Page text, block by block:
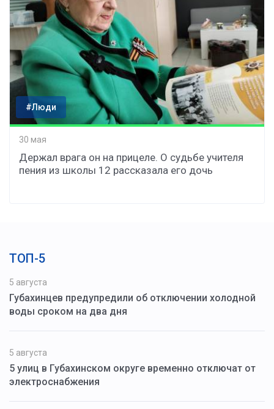
#Люди
30 мая
Держал врага он на прицеле. О судьбе учителя
пения из школы 12 рассказала его дочь
ТОП-5
5 августа
Губахинцев предупредили об отключении холодной
воды сроком на два дня
5 августа
5 улиц в Губахинском округе временно отключат от
электроснабжения